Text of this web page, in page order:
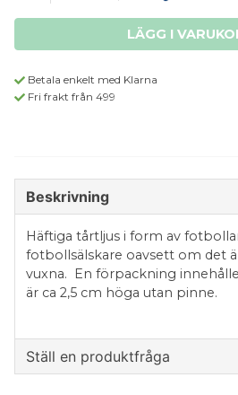
LÄGG I
Betala enkelt med Klarna
Fri frakt från 499
Beskrivning
Häftiga tårtljus i form av
fotbollsälskare oavsett om det
vuxna. En förpackning
är ca 2,5 cm höga utan pinne.
Ställ en produktfråga